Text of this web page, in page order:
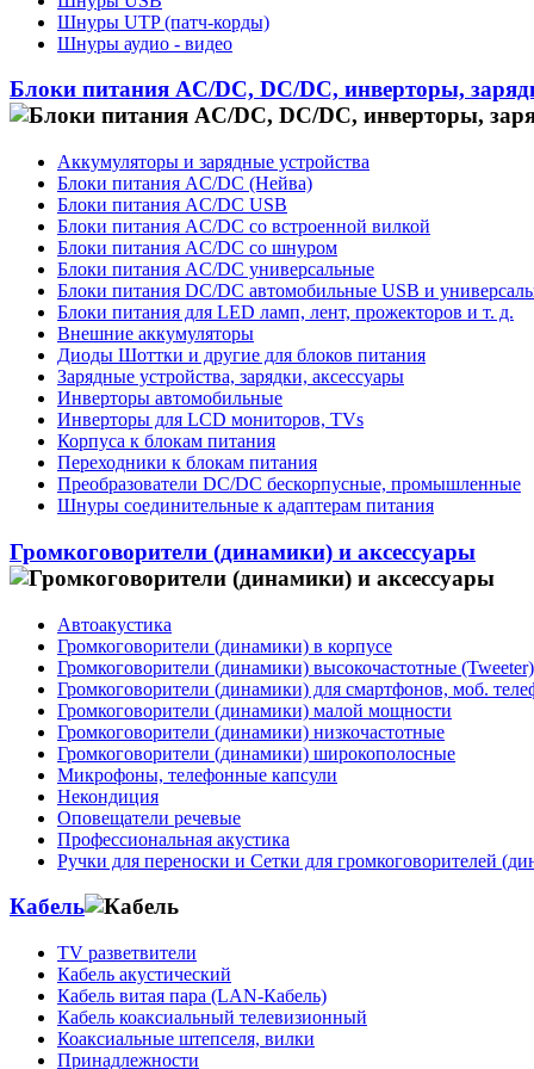
Шнуры UTP (патч-корды)
Шнуры аудио - видео
Блоки питания AC/DC, DC/DC, инверторы,
Аккумуляторы и зарядные устройства
Блоки питания AC/DC (Нейва)
Блоки питания AC/DC USB
Блоки питания AC/DC со встроенной вилкой
Блоки питания AC/DC со шнуром
Блоки питания AC/DC универсальные
Блоки питания DC/DC автомобильные USB и
Блоки питания для LED ламп, лент, прожекторов и т. д.
Внешние аккумуляторы
Диоды Шоттки и другие для блоков питания
Зарядные устройства, зарядки, аксессуары
Инверторы автомобильные
Инверторы для LCD мониторов, TVs
Корпуса к блокам питания
Переходники к блокам питания
Преобразователи DC/DC бескорпусные, промышленные
Шнуры соединительные к адаптерам питания
Громкоговорители (динамики) и аксессуары
Автоакустика
Громкоговорители (динамики) в корпусе
Громкоговорители (динамики) высокочастотные (Tweeter)
Громкоговорители (динамики) для смартфонов, моб.
Громкоговорители (динамики) малой мощности
Громкоговорители (динамики) низкочастотные
Громкоговорители (динамики) широкополосные
Микрофоны, телефонные капсули
Некондиция
Оповещатели речевые
Профессиональная акустика
Ручки для переноски и Сетки для громкоговорителей
Кабель
TV разветвители
Кабель акустический
Кабель витая пара (LAN-Кабель)
Кабель коаксиальный телевизионный
Коаксиальные штепселя, вилки
Принадлежности